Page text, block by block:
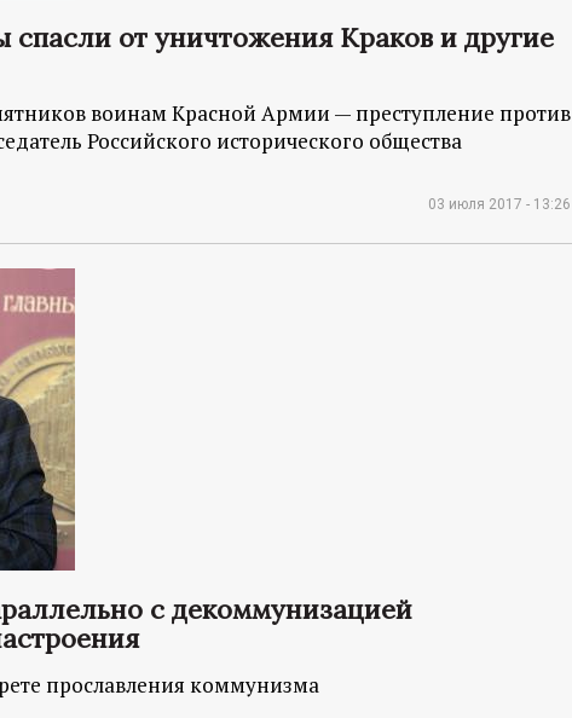
от уничтожения Краков и другие
воинам Красной Армии — преступление против
Российского исторического общества
03 июля 2017 - 13:26
с декоммунизацией
прославления коммунизма